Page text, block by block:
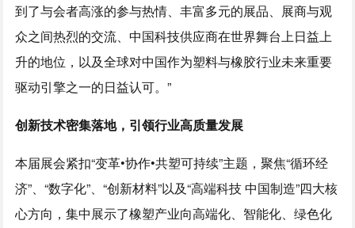
到了与会者高涨的参与热情、丰富多元的展品、展商与观
众之间热烈的交流、中国科技供应商在世界舞台上日益上
升的地位，以及全球对中国作为塑料与橡胶行业未来重要
驱动引擎之一的日益认可。”
创新技术密集落地，引领行业高质量发展
本届展会紧扣“变革•协作•共塑可持续”主题，聚焦“循环经
济”、“数字化”、“创新材料”以及“高端科技 中国制造”四大核
心方向，集中展示了橡塑产业向高端化、智能化、绿色化